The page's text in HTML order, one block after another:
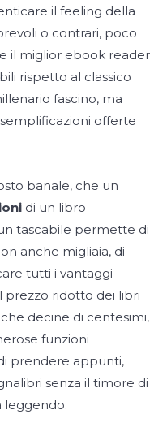
il feeling della
o contrari, poco
il miglior ebook reader
rispetto al classico
fascino, ma
offerte
banale, che un
di un libro
tascabile permette di
anche migliaia, di
tutti i vantaggi
prezzo ridotto dei libri
decine di centesimi,
funzioni
prendere appunti,
senza il timore di
leggendo.